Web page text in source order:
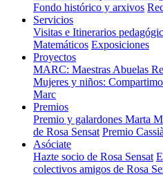
Fondo histórico y arxivos
Servicios
Visitas e Itinerarios
Matemáticos Exposiciones
Proyectos
MARC: Maestras Abuelas
Mujeres y niños:
Marc
Premios
Premio y galardones Marta
de Rosa Sensat Premio
Asóciate
Hazte socio de Rosa Sensat
colectivos amigos de Rosa